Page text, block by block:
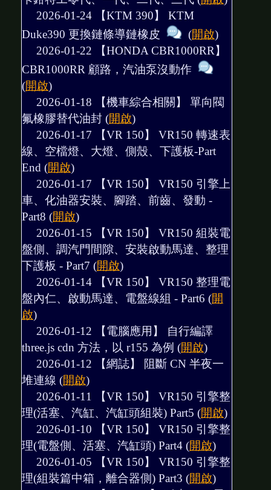
2026-01-24 【KTM 390】 KTM
Duke390 更換鏈條導鏈橡皮
(開啟)
2026-01-22 【HONDA CBR1000RR】
CBR1000RR 顧路，汽油泵沒動作
(開啟)
2026-01-18 【機車綜合相關】 單向閥
氟橡膠替代油封 (開啟)
2026-01-17 【VR 150】 VR150 轉速表
線、空檔燈、大燈、側殼、下護板-Part
End (開啟)
2026-01-17 【VR 150】 VR150 引擎上
車、化油器安裝、腳踏、前齒、發動 -
Part8 (開啟)
2026-01-15 【VR 150】 VR150 組裝電
盤側、調汽門間隙、安裝啟動馬達、整理
下護板 - Part7 (開啟)
2026-01-14 【VR 150】 VR150 整理電
盤內仁、啟動馬達、電盤線組 - Part6 (開
啟)
2026-01-12 【電腦應用】 自行編譯
three.js cdn 方法，以 r155 為例 (開啟)
2026-01-12 【網誌】 阻斷 CN 半夜一
堆連線 (開啟)
2026-01-11 【VR 150】 VR150 引擎整
理(活塞、汽缸、汽缸頭組裝) Part5 (開啟)
2026-01-10 【VR 150】 VR150 引擎整
理(電盤側、活塞、汽缸頭) Part4 (開啟)
2026-01-05 【VR 150】 VR150 引擎整
理(組裝篇中箱，離合器側) Part3 (開啟)